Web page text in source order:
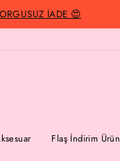
İADE 😍
Flaş İndirim